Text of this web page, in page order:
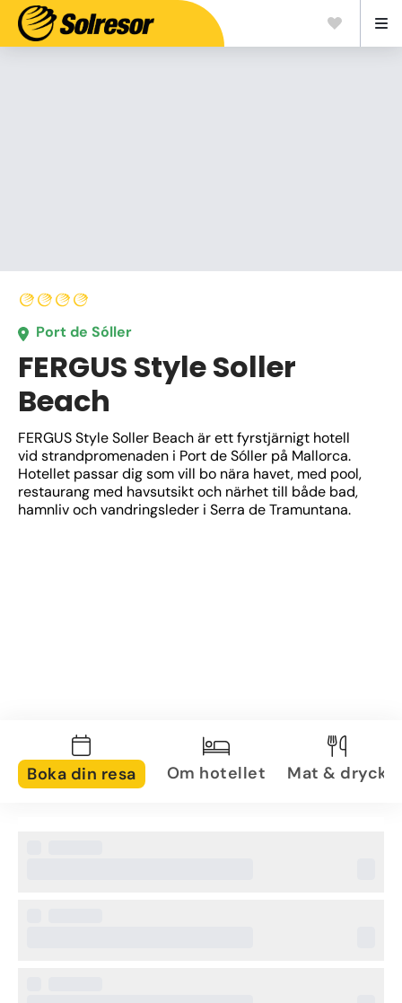
Port de Sóller
FERGUS Style Soller
Beach
FERGUS Style Soller Beach är ett fyrstjärnigt hotell
vid strandpromenaden i Port de Sóller på Mallorca.
Hotellet passar dig som vill bo nära havet, med pool,
restaurang med havsutsikt och närhet till både bad,
hamnliv och vandringsleder i Serra de Tramuntana.
Boka din resa Om hotellet Mat & dryck